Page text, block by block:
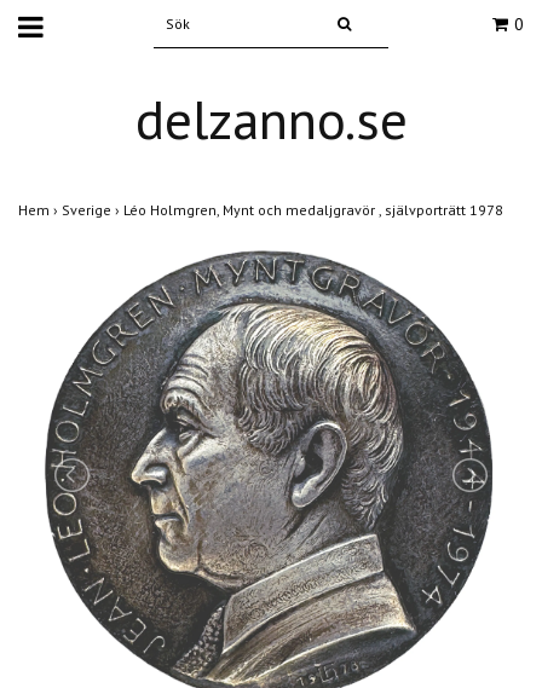
0
delzanno.se
Hem › Sverige › Léo Holmgren, Mynt och medaljgravör , självporträtt 1978